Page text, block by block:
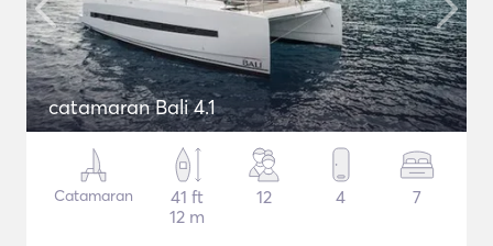
catamaran Bali 4.1
Catamaran
41 ft
12 m
12 4 7